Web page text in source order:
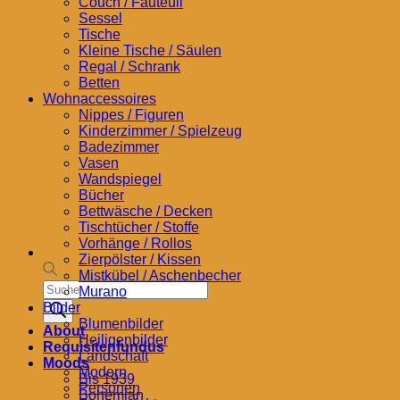
Products
search
About
Requisitenfundus
Moods
Bis 1939
Bohemian
Sessel
Tische
Kleine Tische / Säulen
Regal / Schrank
Betten
Wohnaccessoires
Nippes / Figuren
Kinderzimmer / Spielzeug
Badezimmer
Vasen
Wandspiegel
Bücher
Bettwäsche / Decken
Tischtücher / Stoffe
Vorhänge / Rollos
Zierpölster / Kissen
Mistkübel / Aschenbecher
Murano
Bilder
Blumenbilder
Heiligenbilder
Landschaft
Modern
Personen